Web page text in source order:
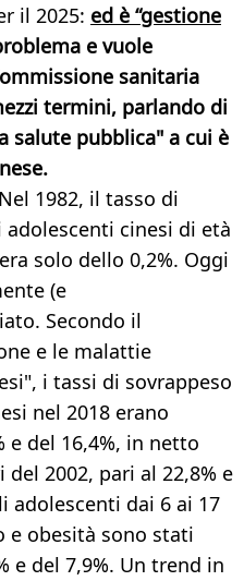
il 2025: ed è “gestione
e vuole
sanitaria
termini, parlando di
salute pubblica" a cui è
1982, il tasso di
cinesi di età
solo dello 0,2%. Oggi
(e
Secondo il
e le malattie
i tassi di sovrappeso
nel 2018 erano
e del 16,4%, in netto
2002, pari al 22,8% e
adolescenti dai 6 ai 17
e obesità sono stati
e del 7,9%. Un trend in